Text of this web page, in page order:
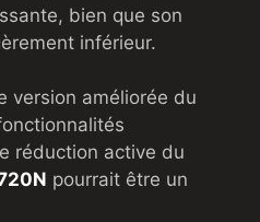
bien que son
inférieur.
version améliorée du
réduction active du
pourrait être un